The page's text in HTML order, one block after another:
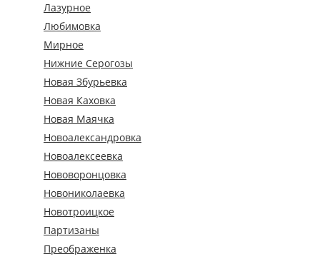
Лазурное
Любимовка
Мирное
Нижние Серогозы
Новая Збурьевка
Новая Каховка
Новая Маячка
Новоалександровка
Новоалексеевка
Нововоронцовка
Новониколаевка
Новотроицкое
Партизаны
Преображенка